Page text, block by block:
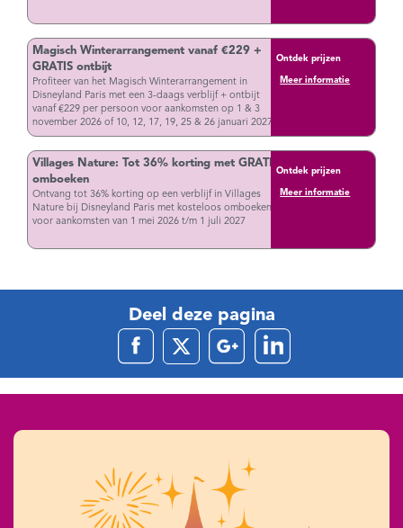
Magisch Winterarrangement vanaf €229 +
GRATIS ontbijt
Profiteer van het Magisch Winterarrangement in
Disneyland Paris met een 3-daags verblijf + ontbijt
vanaf €229 per persoon voor aankomsten op 1 & 3
november 2026 of 10, 12, 17, 19, 25 & 26 januari 2027
Ontdek prijzen
Meer informatie
Villages Nature: Tot 36% korting met GRATIS
omboeken
Ontvang tot 36% korting op een verblijf in Villages
Nature bij Disneyland Paris met kosteloos omboeken
voor aankomsten van 1 mei 2026 t/m 1 juli 2027
Ontdek prijzen
Meer informatie
Deel deze pagina